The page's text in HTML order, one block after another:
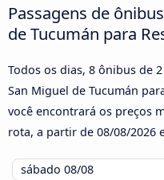
Passagens de
de Tucumán para
Todos os dias, 8 ônibus de
San Miguel de Tucumán
você encontrará os preços
rota, a partir de 08/08/2026
sábado 08/08